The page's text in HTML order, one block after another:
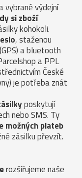
vybrané výdejní
si zboží
kohokoli.
, staženou
a bluetooth
a PPL
České
je potřeba znát
poskytují
nebo SMS. Ty
možných plateb
zásilku převzít.
rozšiřujeme naše